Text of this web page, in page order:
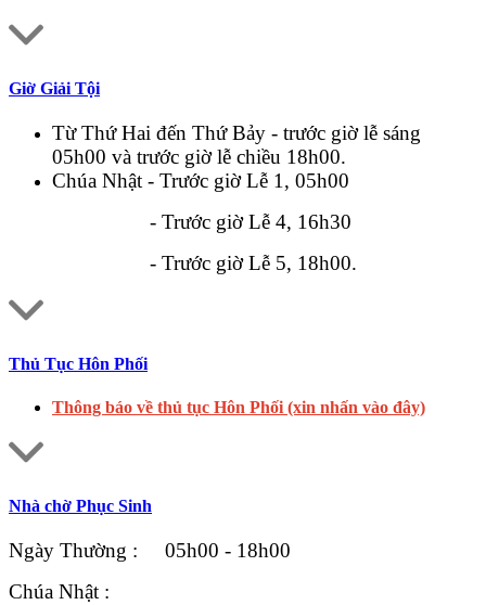
Giờ Giải Tội
Từ Thứ Hai đến Thứ Bảy - trước giờ lễ sáng
05h00 và trước giờ lễ chiều 18h00.
Chúa Nhật - Trước giờ Lễ 1, 05h00
- Trước giờ Lễ 4, 16h30
- Trước giờ Lễ 5, 18h00.
Thủ Tục Hôn Phối
Thông báo về thủ tục Hôn Phối (xin nhấn vào đây)
Nhà chờ Phục Sinh
Ngày Thường : 05h00 - 18h00
Chúa Nhật :